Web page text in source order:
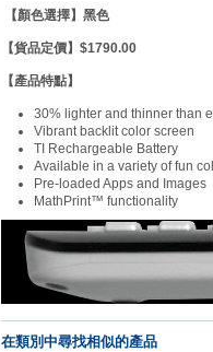
【顏色選擇】黑色
【貨品定價】$1790.00
【產品特點】
30% lighter and thinner than
Vibrant backlit color screen
TI Rechargeable Battery
Available in a variety of fun
Pre-loaded Apps and Images
MathPrint™ functionality
在類別中尋找相似的產品